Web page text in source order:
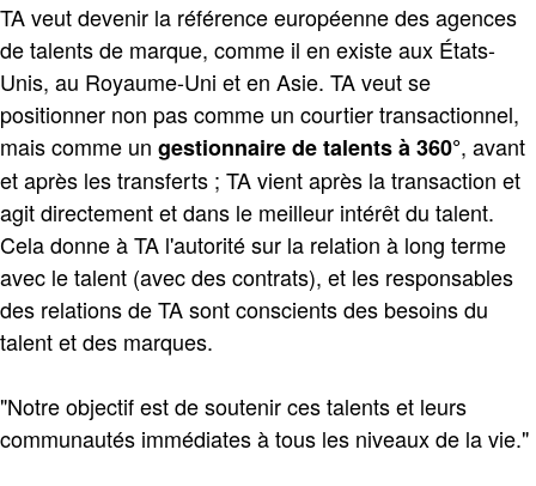
TA veut devenir la référence européenne des agences
de talents de marque, comme il en existe aux États-
Unis, au Royaume-Uni et en Asie. TA veut se
positionner non pas comme un courtier transactionnel,
mais comme un gestionnaire de talents à 360°, avant
et après les transferts ; TA vient après la transaction et
agit directement et dans le meilleur intérêt du talent.
Cela donne à TA l'autorité sur la relation à long terme
avec le talent (avec des contrats), et les responsables
des relations de TA sont conscients des besoins du
talent et des marques.
"Notre objectif est de soutenir ces talents et leurs
communautés immédiates à tous les niveaux de la vie."